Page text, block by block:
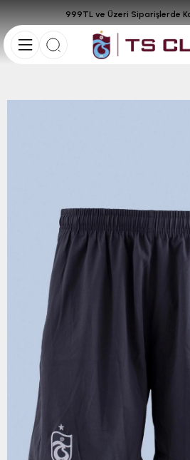
999TL ve Üzeri Siparişlerde